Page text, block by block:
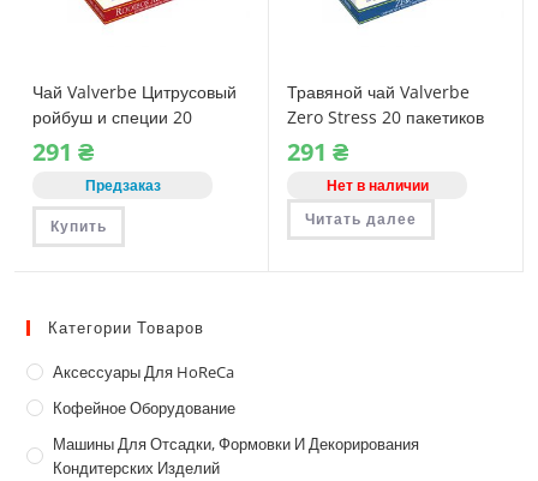
Чай Valverbe Цитрусовый
ройбуш и специи 20
пакетиков
291₴
Предзаказ
Купить
Травяной чай Valverbe
Zero Stress 20 пакетиков
291 ₴
Нет в наличии
Читать далее
Категории Товаров
Аксессуары Для HoReCa
Кофейное Оборудование
Машины Для Отсадки, Формовки И Декорирования
Кондитерских Изделий